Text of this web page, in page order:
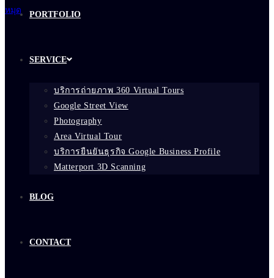
PORTFOLIO
SERVICE
บริการถ่ายภาพ 360 Virtual Tours
Google Street View
Photography
Area Virtual Tour
บริการยืนยันธุรกิจ Google Business Profile
Matterport 3D Scanning
BLOG
CONTACT